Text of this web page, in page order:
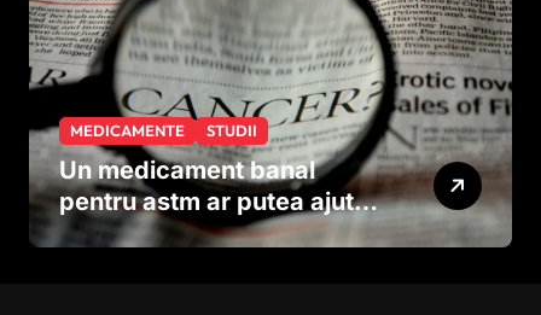
MEDICAMENTE STUDII
Un medicament banal
pentru astm ar putea ajuta
în lupta împotriva